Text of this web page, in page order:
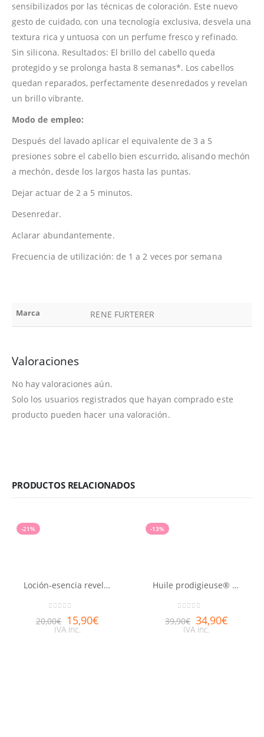
sensibilizados por las técnicas de coloración. Este nuevo
gesto de cuidado, con una tecnología exclusiva, desvela una
textura rica y untuosa con un perfume fresco y refinado.
Sin silicona. Resultados: El brillo del cabello queda
protegido y se prolonga hasta 8 semanas*. Los cabellos
quedan reparados, perfectamente desenredados y revelan
un brillo vibrante.
Modo de empleo:
Después del lavado aplicar el equivalente de 3 a 5
presiones sobre el cabello bien escurrido, alisando mechón
a mechón, desde los largos hasta las puntas.
Dejar actuar de 2 a 5 minutos.
Desenredar.
Aclarar abundantemente.
Frecuencia de utilización: de 1 a 2 veces por semana
Marca RENE FURTERER
Valoraciones
No hay valoraciones aún.
Solo los usuarios registrados que hayan comprado este
producto pueden hacer una valoración.
PRODUCTOS RELACIONADOS
-21%
Loción-esencia reveladora de belleza Aquabella®
20,00€ 15,90€
IVA inc.
-13%
Huile prodigieuse® or NUXE 100ml
39,90€ 34,90€
IVA inc.